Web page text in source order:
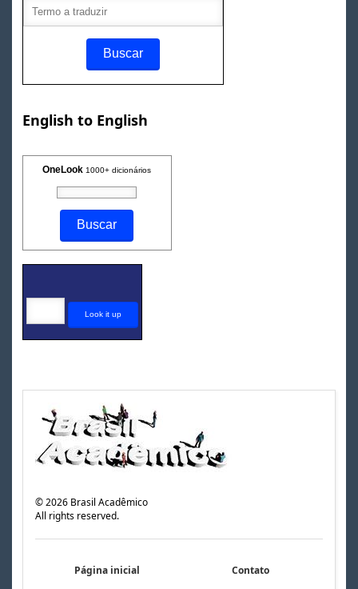
English to English
OneLook 1000+ dicionários
©2026 Brasil Acadêmico
All rights reserved.
Página inicial Contato